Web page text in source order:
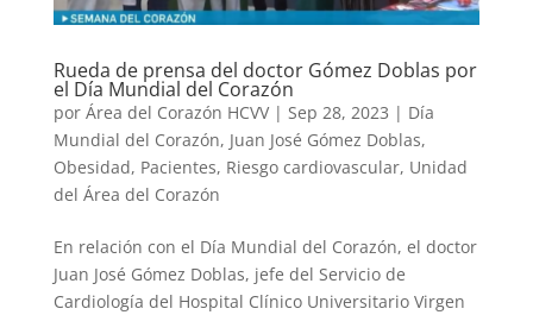
Rueda de prensa del doctor Gómez Doblas por
el Día Mundial del Corazón
por Área del Corazón HCVV| Sep 28, 2023 | Día
Mundial del Corazón, Juan José Gómez Doblas,
Obesidad, Pacientes, Riesgo cardiovascular, Unidad
del Área del Corazón
En relación con el Día Mundial del Corazón, el doctor
Juan José Gómez Doblas, jefe del Servicio de
Cardiología del Hospital Clínico Universitario Virgen